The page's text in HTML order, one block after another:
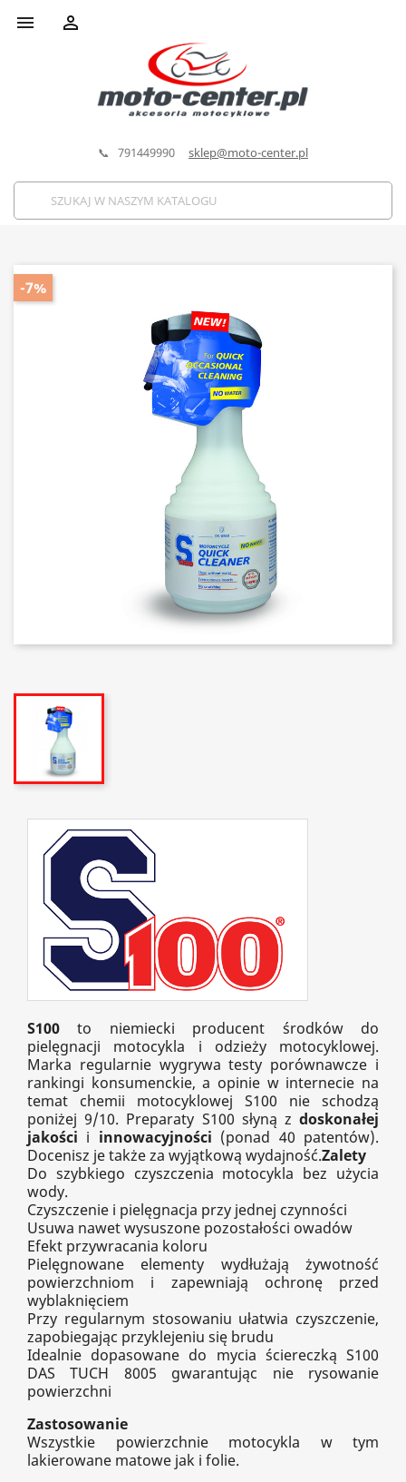
 
📞 791449990 sklep@moto-center.pl
-7%
S100 to niemiecki producent środków do
pielęgnacji motocykla i odzieży motocyklowej.
Marka regularnie wygrywa testy porównawcze i
rankingi konsumenckie, a opinie w internecie na
temat chemii motocyklowej S100 nie schodzą
poniżej 9/10. Preparaty S100 słyną z doskonałej
jakości i innowacyjności (ponad 40 patentów).
Docenisz je także za wyjątkową wydajność.Zalety
Do szybkiego czyszczenia motocykla bez użycia
wody.
Czyszczenie i pielęgnacja przy jednej czynności
Usuwa nawet wysuszone pozostałości owadów
Efekt przywracania koloru
Pielęgnowane elementy wydłużają żywotność
powierzchniom i zapewniają ochronę przed
wyblaknięciem
Przy regularnym stosowaniu ułatwia czyszczenie,
zapobiegając przyklejeniu się brudu
Idealnie dopasowane do mycia ściereczką S100
DAS TUCH 8005 gwarantując nie rysowanie
powierzchni
Zastosowanie
Wszystkie powierzchnie motocykla w tym
lakierowane matowe jak i folie.